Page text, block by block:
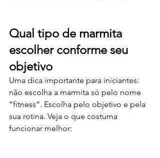
Qual tipo de marmita
escolher conforme seu
objetivo
Uma dica importante para iniciantes:
não escolha a marmita só pelo nome
“fitness”. Escolha pelo objetivo e pela
sua rotina. Veja o que costuma
funcionar melhor: